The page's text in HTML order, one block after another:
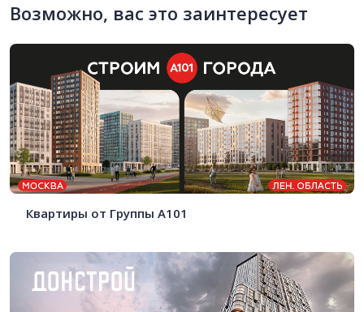
Возможно, вас это заинтересует
Квартиры от Группы А101